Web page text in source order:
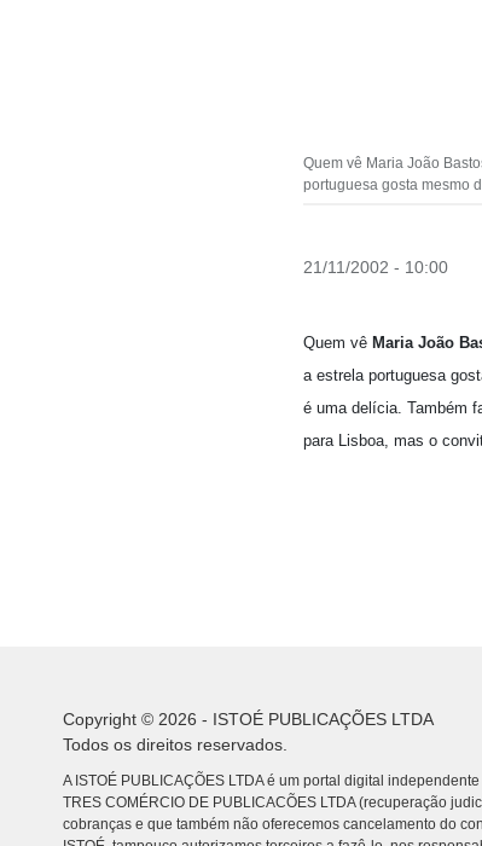
Quem vê Maria João
portuguesa gosta mesmo
21/11/2002 - 10:00
Quem vê Maria João
a estrela portuguesa
é uma delícia. Também
para Lisboa, mas o
Copyright © 2026 - ISTOÉ PUBLICAÇÕES LTDA
Todos os direitos reservados.
A ISTOÉ PUBLICAÇÕES LTDA é um portal digital
TRES COMÉRCIO DE PUBLICACÕES LTDA (recuperação
cobranças e que também não oferecemos cancelamento do